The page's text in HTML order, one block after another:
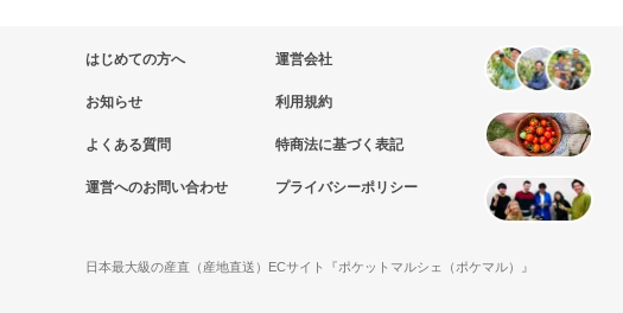
はじめての方へ
お知らせ
よくある質問
運営へのお問い合わせ
運営会社
利用規約
特商法に基づく表記
プライバシーポリシー
日本最大級の産直（産地直送）ECサイト『ポケットマルシェ（ポケマル）』